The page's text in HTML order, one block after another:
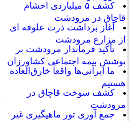
کشف ۵ میلیاردی احشام
قاچاق در مرودشت
آغاز برداشت ذرت علوفه ای
از مزارع مرودشت
تأکید فرماندار مرودشت بر
پوشش بیمه اجتماعی کشاورزان
ما ایرانی‌ها واقعاً خارق‌العاده
هستیم
کشف سوخت قاچاق در
مرودشت
جمع آوری تور ماهیگیری غیر